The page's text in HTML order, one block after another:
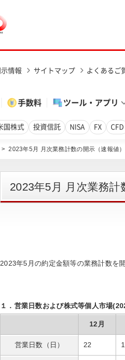
情報 サイトマップ よくあるご
手数料 ツール・アプリ
国株式 投資信託 NISA FX CFD
> 2023年5月 月次業務計数の開示（速報値）
2023年5月 月次業務計
2023年5月の約定金額等の業務計数を
１．営業日数および株式等個人市場
12月
営業日数（日） 22